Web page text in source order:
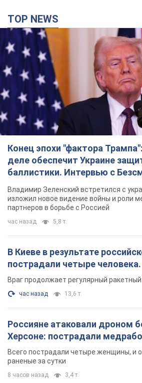
TOP NEWS
Конец эпохи "фактора
деле обеспечит Украине
баллистики. Интервью с
Владимир Зеленский встретился с
изложил новое видение войны и роли
партнеров в борьбе с Россией
час назад 5,8 т.
В Киеве в результате
пострадали четыре
Враг продолжает регулярный
час назад 13,6 т.
Россияне атаковали дроном
Херсоне: пострадали
Всего пострадали четыре женщины, и
раненые за сутки
8 часов назад 3,4 т.